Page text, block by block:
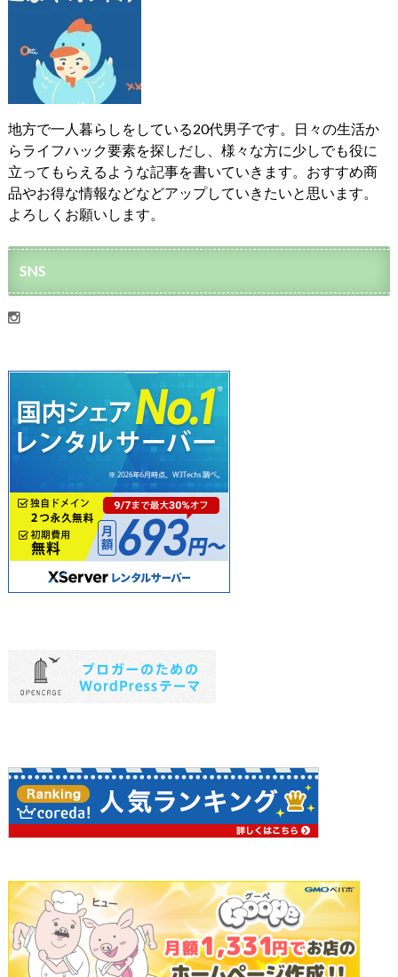
地方で一人暮らしをしている20代男子です。日々の生活か
らライフハック要素を探しだし、様々な方に少しでも役に
立ってもらえるような記事を書いていきます。おすすめ商
品やお得な情報などなどアップしていきたいと思います。
よろしくお願いします。
SNS